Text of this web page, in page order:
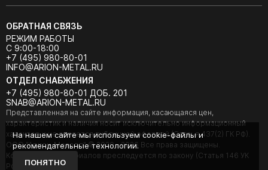
ОБРАТНАЯ СВЯЗЬ
РЕЖИМ РАБОТЫ
С 9:00-18:00
+7 (495) 980-80-01
INFO@ARION-METAL.RU
ОТДЕЛ СНАБЖЕНИЯ
+7 (495) 980-80-01 ДОБ. 201
SNAB@ARION-METAL.RU
Представленная на сайте информация, касающаяся цен,
характеристик и наличия носит исключительно информационный
характер и не является публичной офертой (Статья 437(2) ГК РФ).
ООО "Арион-Металл" © 2020 - 2026 Все права защищены.
Копирование материалов преследуется по закону (Статья 146 УК
РФ).
На нашем сайте мы используем cookie-файлы и
рекомендательные технологии.
ПОНЯТНО